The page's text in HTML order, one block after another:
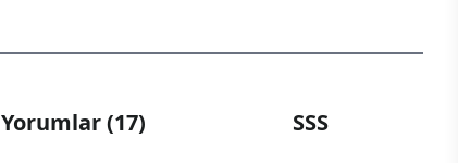
Yorumlar (17) SSS